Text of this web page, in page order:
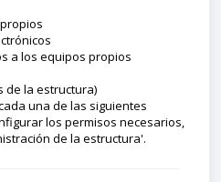
a los equipos propios
de la estructura)
una de las siguientes
los permisos necesarios,
de la estructura'.